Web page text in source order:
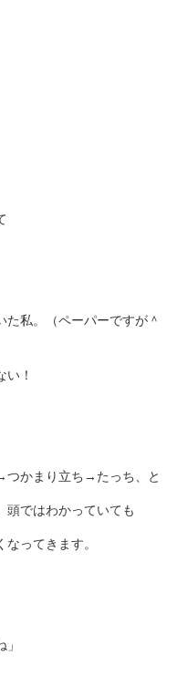
私。（ペーパーですが＾
！
つかまり立ち→たっち、と
頭ではわかっていても
ってきます。